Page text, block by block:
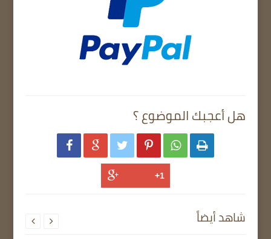
هل أعجبك الموضوع ؟
     
شاهد أيضاً  